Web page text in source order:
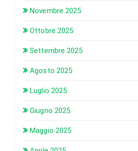
Novembre 2025
Ottobre 2025
Settembre 2025
Agosto 2025
Luglio 2025
Giugno 2025
Maggio 2025